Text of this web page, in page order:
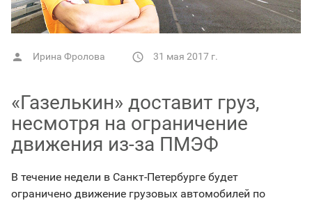
 Ирина Фролова  31 мая 2017 г.
«Газелькин» доставит груз,
несмотря на ограничение
движения из-за ПМЭФ
В течение недели в Санкт-Петербурге будет
ограничено движение грузовых автомобилей по